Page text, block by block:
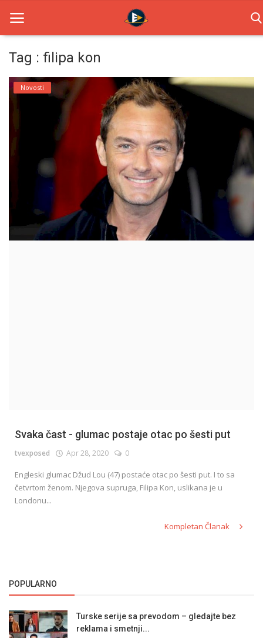
Home
Contact
Tag : filipa kon
Novosti
Svaka čast - glumac postaje otac po šesti put
tvexposed Apr 28, 2020 0
Engleski glumac Džud Lou (47) postaće otac po šesti put. I to sa
četvrtom ženom. Njegova supruga, Filipa Kon, uslikana je u
Londonu...
Kompletan Članak
POPULARNO
Turske serije sa prevodom – gledajte bez
reklama i smetnji...